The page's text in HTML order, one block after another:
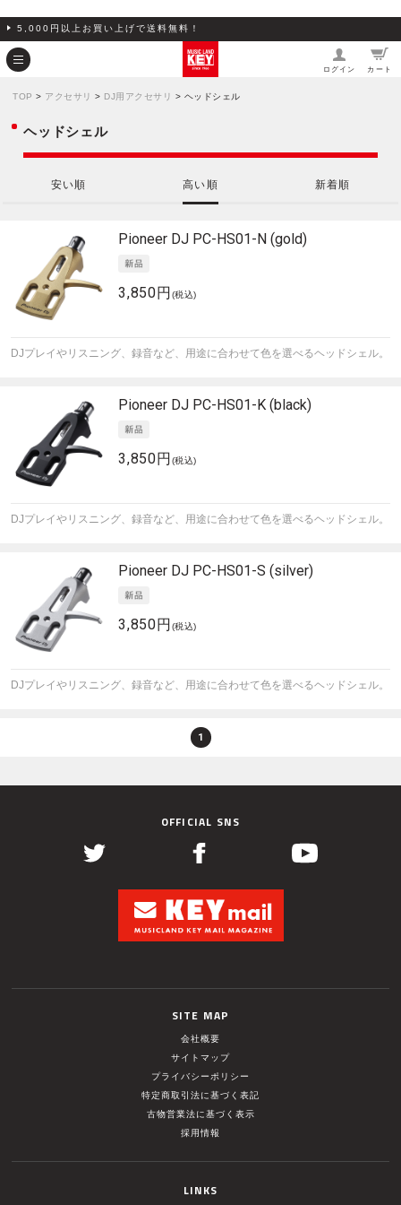
5,000円以上お買い上げで送料無料！
ログイン カート
TOP > アクセサリ > DJ用アクセサリ > ヘッドシェル
ヘッドシェル
安い順 高い順 新着順
Pioneer DJ PC-HS01-N (gold)
3,850円 (税込)
DJプレイやリスニング、録音など、用途に合わせて色を選べるヘッドシェル。
Pioneer DJ PC-HS01-K (black)
3,850円 (税込)
DJプレイやリスニング、録音など、用途に合わせて色を選べるヘッドシェル。
Pioneer DJ PC-HS01-S (silver)
3,850円 (税込)
DJプレイやリスニング、録音など、用途に合わせて色を選べるヘッドシェル。
1
OFFICIAL SNS
SITE MAP
会社概要
サイトマップ
プライバシーポリシー
特定商取引法に基づく表記
古物営業法に基づく表示
採用情報
LINKS